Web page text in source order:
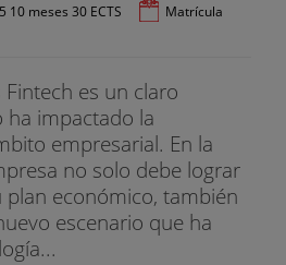
10 meses 30 ECTS
Matrícula
es un claro
impactado la
empresarial. En la
no solo debe lograr
económico, también
escenario que ha